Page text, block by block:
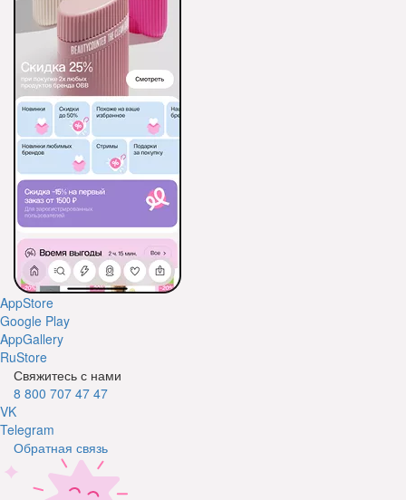
AppStore
Google Play
AppGallery
RuStore
Свяжитесь с нами
8 800 707 47 47
VK
Telegram
Обратная связь